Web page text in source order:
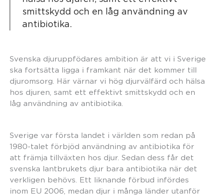
smittskydd och en låg användning av
antibiotika.
Svenska djuruppfödares ambition är att vi i Sverige
ska fortsätta ligga i framkant när det kommer till
djuromsorg. Här värnar vi hög djurvälfärd och hälsa
hos djuren, samt ett effektivt smittskydd och en
låg användning av antibiotika.
Sverige var första landet i världen som redan på
1980-talet förbjöd användning av antibiotika för
att främja tillväxten hos djur. Sedan dess får det
svenska lantbrukets djur bara antibiotika när det
verkligen behövs. Ett liknande förbud infördes
inom EU 2006, medan djur i många länder utanför